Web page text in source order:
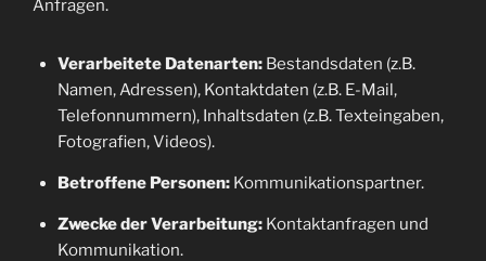
Anfragen.
Verarbeitete Datenarten:Bestandsdaten (z.B.
Namen, Adressen), Kontaktdaten (z.B. E-Mail,
Telefonnummern), Inhaltsdaten (z.B. Texteingaben,
Fotografien, Videos).
Betroffene Personen:Kommunikationspartner.
Zwecke der Verarbeitung:Kontaktanfragen und
Kommunikation.